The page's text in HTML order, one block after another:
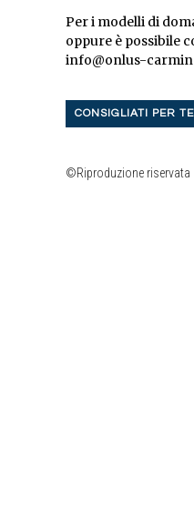
Per i modelli di
oppure è possibile
info@onlus-
CONSIGLIATI PER TE
©Riproduzione riservata